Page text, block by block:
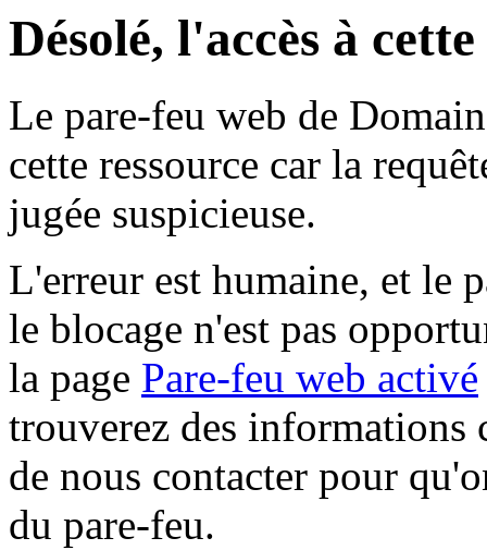
Désolé, l'accès à
Le pare-feu web de
cette ressource car la
jugée suspicieuse.
L'erreur est humaine, et le
le blocage n'est pas
la page Pare-feu web activé
trouverez des informations
de nous contacter pour
du pare-feu.